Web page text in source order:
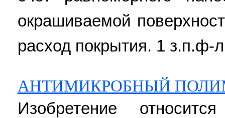
окрашиваемой
расход покрытия. 1 з.п.ф-
АНТИМИКРОБНЫЙ
Изобретение